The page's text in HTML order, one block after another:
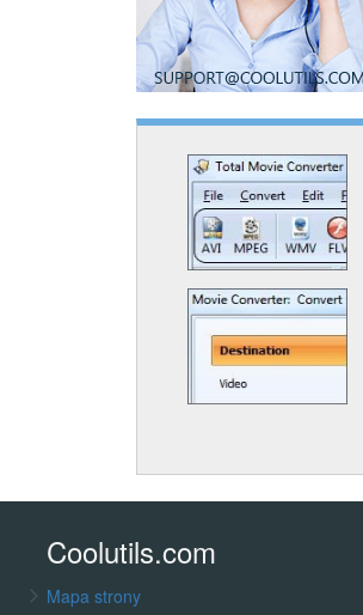
Coolutils.com
Mapa strony